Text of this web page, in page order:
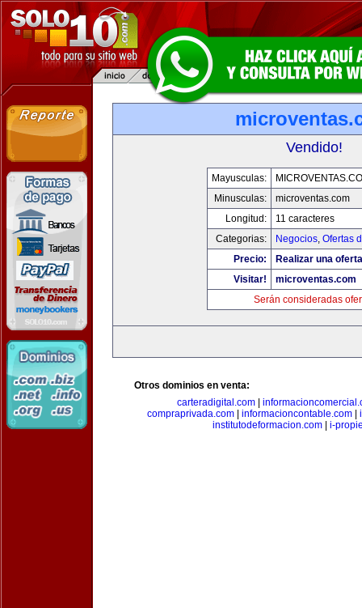
Vendido!
Mayusculas:
Minusculas:
microventas.com
Longitud:
11 caracteres
Categorias:
Negocios, Ofertas
Precio:
Realizar una
Visitar!
microventas.com
Serán consideradas
Otros dominios en venta:
carteradigital.com
compraprivada.com
informacioncontable.com
institutodeformacion.com| i-